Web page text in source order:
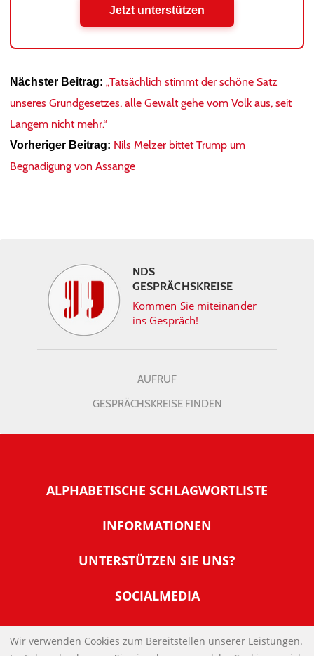
Jetzt unterstützen
Nächster Beitrag: „Tatsächlich stimmt der schöne Satz
unseres Grundgesetzes, alle Gewalt gehe vom Volk aus, seit
Langem nicht mehr.“
Vorheriger Beitrag: Nils Melzer bittet Trump um
Begnadigung von Assange
NDS
GESPRÄCHSKREISE
Kommen Sie miteinander
ins Gespräch!
AUFRUF
GESPRÄCHSKREISE FINDEN
ALPHABETISCHE SCHLAGWORTLISTE
INFORMATIONEN
Warum NachDenkSeiten
Tipps zur Nutzung der NachDenkSeiten
Banner und E-Mail-Signaturen
Links
UNTERSTÜTZEN SIE UNS?
Werden Sie Fördermitglied
SOCIALMEDIA
IMPRESSUM
Wir verwenden Cookies zum Bereitstellen unserer Leistungen.